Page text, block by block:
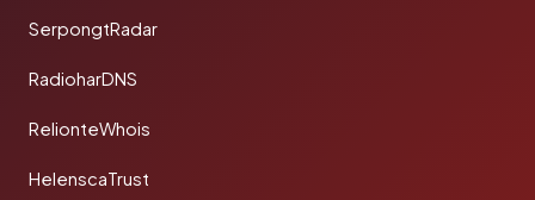
SerpongtRadar
RadioharDNS
RelionteWhois
HelenscaTrust